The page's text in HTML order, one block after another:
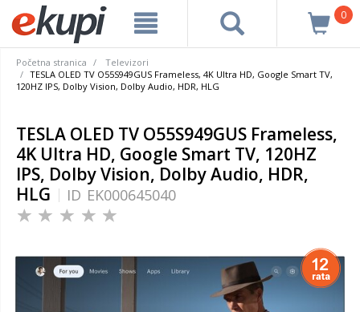
0
Početna stranica
Televizori
TESLA OLED TV O55S949GUS Frameless, 4K Ultra HD, Google Smart TV,
120HZ IPS, Dolby Vision, Dolby Audio, HDR, HLG
TESLA OLED TV O55S949GUS Frameless,
4K Ultra HD, Google Smart TV, 120HZ
IPS, Dolby Vision, Dolby Audio, HDR,
HLG
ID EK000645040